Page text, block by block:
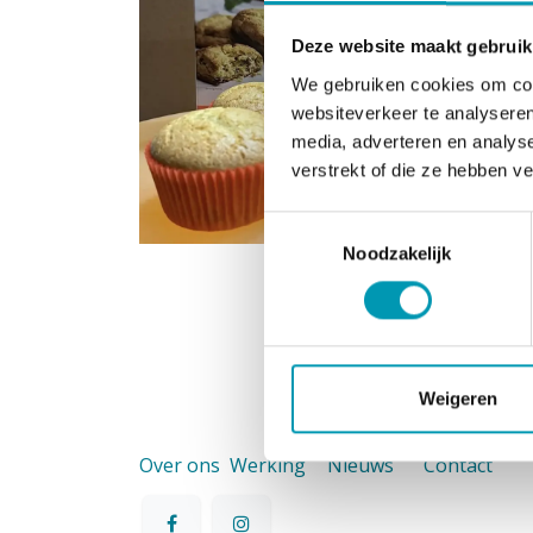
Deze website maakt
We gebruiken cookies om
websiteverkeer te
media, adverteren en
verstrekt of die ze hebben
Toestemmingsselectie
Noodzakelijk
Weigeren
Over ons Werking Nieuws Contact